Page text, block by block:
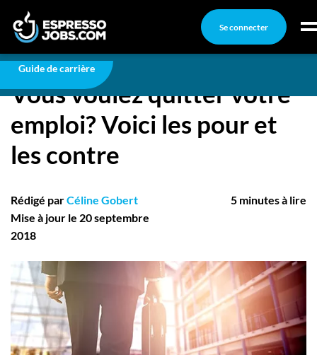
Se connecter
Connexion
Créez un compte
Emplois
Recherchez un emploi
Ma boîte à outils
Conseils carrière
Nos chroniques
Inscrivez-vous à l'infolettre
Employeurs
Publiez une offre d'emploi
Guide de carrière
Carrière
Vous voulez quitter votre emploi? Voici les pour et
les contre
Vous voulez quitter votre
emploi? Voici les pour et
les contre
Rédigé parCéline Gobert
Mise à jour le 20 septembre
2018
5 minutes à lire